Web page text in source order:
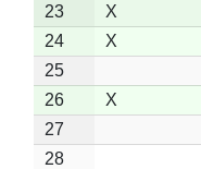
23 X
24
X
25
26
X
27
28